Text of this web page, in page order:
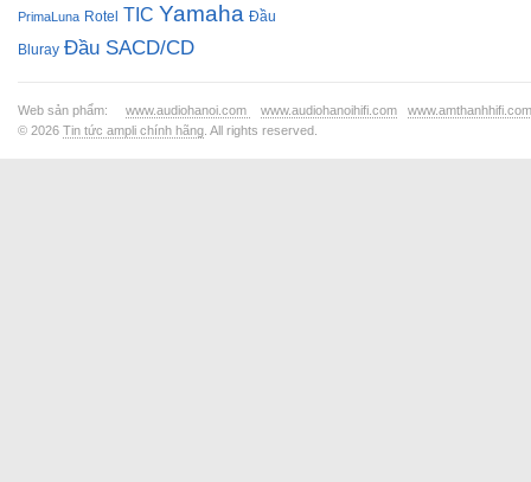
PrimaLuna Rotel TIC Yamaha Đầu
Bluray Đầu SACD/CD
Web sản phẩm: www.audiohanoi.com www.audiohanoihifi.com
www.amthanhhifi.com
© 2026 Tin tức ampli chính hãng . All rights reserved.